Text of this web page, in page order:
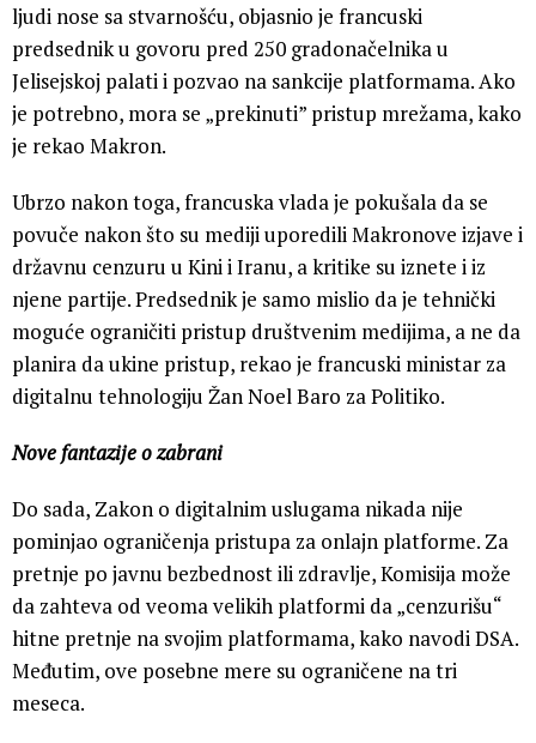
ljudi nose sa stvarnošću, objasnio je francuski
predsednik u govoru pred 250 gradonačelnika u
Jelisejskoj palati i pozvao na sankcije platformama. Ako
je potrebno, mora se „prekinuti” pristup mrežama, kako
je rekao Makron.
Ubrzo nakon toga, francuska vlada je pokušala da se
povuče nakon što su mediji uporedili Makronove izjave i
državnu cenzuru u Kini i Iranu, a kritike su iznete i iz
njene partije. Predsednik je samo mislio da je tehnički
moguće ograničiti pristup društvenim medijima, a ne da
planira da ukine pristup, rekao je francuski ministar za
digitalnu tehnologiju Žan Noel Baro za Politiko.
Nove fantazije o zabrani
Do sada, Zakon o digitalnim uslugama nikada nije
pominjao ograničenja pristupa za onlajn platforme. Za
pretnje po javnu bezbednost ili zdravlje, Komisija može
da zahteva od veoma velikih platformi da „cenzurišu“
hitne pretnje na svojim platformama, kako navodi DSA.
Međutim, ove posebne mere su ograničene na tri
meseca.